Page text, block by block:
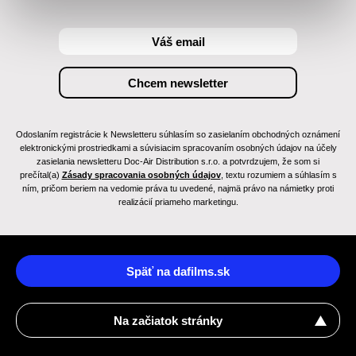
Odoslaním registrácie k Newsletteru súhlasím so zasielaním obchodných oznámení
elektronickými prostriedkami a súvisiacim spracovaním osobných údajov na účely
zasielania newsletteru Doc-Air Distribution s.r.o. a potvrdzujem, že som si
prečítal(a) Zásady spracovania osobných údajov, textu rozumiem a súhlasím s
ním, pričom beriem na vedomie práva tu uvedené, najmä právo na námietky proti
realizácií priameho marketingu.
Späť na dafilms.sk
Na začiatok stránky